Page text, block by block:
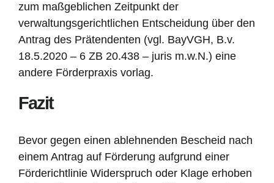
zum maßgeblichen Zeitpunkt der
verwaltungsgerichtlichen Entscheidung über den
Antrag des Prätendenten (vgl. BayVGH, B.v.
18.5.2020 – 6 ZB 20.438 – juris m.w.N.) eine
andere Förderpraxis vorlag.
Fazit
Bevor gegen einen ablehnenden Bescheid nach
einem Antrag auf Förderung aufgrund einer
Förderichtlinie Widerspruch oder Klage erhoben